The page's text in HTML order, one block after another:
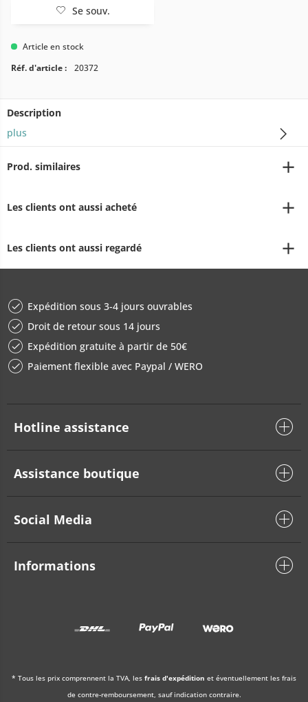
Se souv.
Article en stock
Réf. d'article :
20372
Description
plus
Prod. similaires
Les clients ont aussi acheté
Les clients ont aussi regardé
Expédition sous 3-4 jours ouvrables
Droit de retour sous 14 jours
Expédition gratuite à partir de 50€
Paiement flexible avec Paypal / WERO
Hotline assistance
Assistance boutique
Social Media
Informations
* Tous les prix comprennent la TVA, les frais d'expédition et éventuellement les frais
de contre-remboursement, sauf indication contraire.